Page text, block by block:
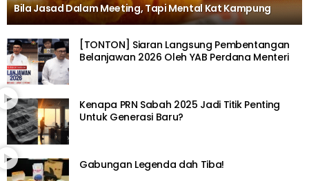
Bila Jasad Dalam Meeting, Tapi Mental Kat Kampung
[TONTON] Siaran Langsung Pembentangan
Belanjawan 2026 Oleh YAB Perdana Menteri
Kenapa PRN Sabah 2025 Jadi Titik Penting
Untuk Generasi Baru?
Gabungan Legenda dah Tiba!